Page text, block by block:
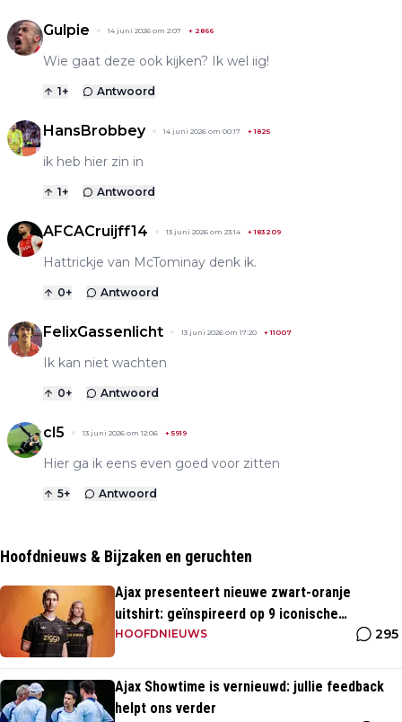
Gulpie 14 juni 2026 om 2:07 + 2866
Wie gaat deze ook kijken? Ik wel iig!
1+ Antwoord
HansBrobbey 14 juni 2026 om 00:17 +1825
ik heb hier zin in
1+ Antwoord
AFCACruijff14 13 juni 2026 om 23:14 +183209
Hattrickje van McTominay denk ik.
0+ Antwoord
FelixGassenlicht 13 juni 2026 om 17:20 +11007
Ik kan niet wachten
0+ Antwoord
cl5 13 juni 2026 om 12:06 + 5919
Hier ga ik eens even goed voor zitten
5+ Antwoord
Hoofdnieuws & Bijzaken en geruchten
Ajax presenteert nieuwe zwart-oranje
uitshirt: geïnspireerd op 9 iconische
momenten uit clubhistorie
HOOFDNIEUWS 295
Ajax Showtime is vernieuwd: jullie feedback
helpt ons verder